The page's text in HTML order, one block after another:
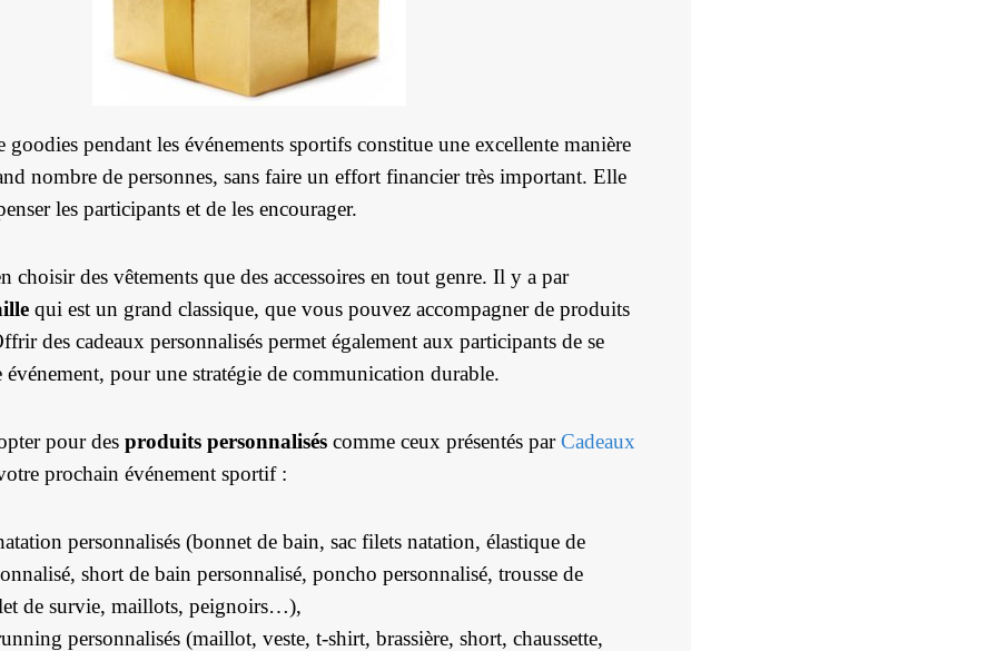
pendant les événements sportifs constitue une excellente manière
nombre de personnes, sans faire un effort financier très important. Elle
les participants et de les encourager.
choisir des vêtements que des accessoires en tout genre. Il y a par
qui est un grand classique, que vous pouvez accompagner de produits
des cadeaux personnalisés permet également aux participants de se
pour une stratégie de communication durable.
pour des produits personnalisés comme ceux présentés parCadeaux
prochain événement sportif :
personnalisés (bonnet de bain, sac filets natation, élastique de
short de bain personnalisé, poncho personnalisé, trousse de
de survie, maillots, peignoirs…),
personnalisés (maillot, veste, t-shirt, brassière, short, chaussette,